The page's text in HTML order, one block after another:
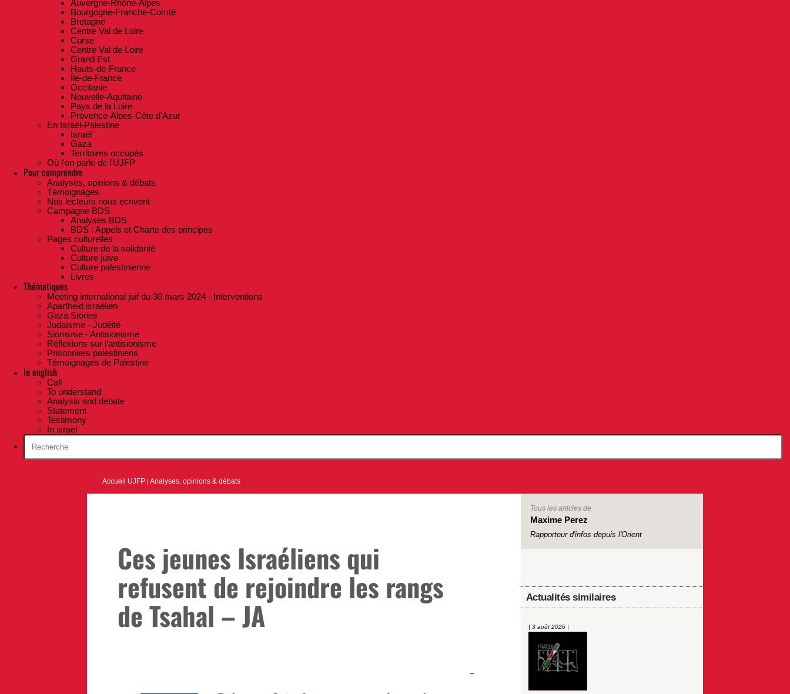
Auvergne-Rhône-Alpes
Bourgogne-Franche-Comté
Bretagne
Centre Val de Loire
Corse
Centre Val de Loire
Grand Est
Hauts-de-France
Île-de-France
Occitanie
Nouvelle-Aquitaine
Pays de la Loire
Provence-Alpes-Côte d'Azur
En Israël-Palestine
Israël
Gaza
Territoires occupés
Où l'on parle de l'UJFP
Pour comprendre
Analyses, opinions & débats
Témoignages
Nos lecteurs nous écrivent
Campagne BDS
Analyses BDS
BDS : Appels et Charte des principes
Pages culturelles
Culture de la solidarité
Culture juive
Culture palestinienne
Livres
Thématiques
Meeting international juif du 30 mars 2024 - Interventions
Apartheid israélien
Gaza Stories
Judaïsme - Judéité
Sionisme - Antisionisme
Réflexions sur l’antisionisme
Prisonniers palestiniens
Témoignages de Palestine
In english
Call
To understand
Analysis and debate
Statement
Testimony
In israel
Accueil UJFP |Analyses, opinions & débats
Ces jeunes Israéliens qui
refusent de rejoindre les rangs
de Tsahal – JA
Tous les articles de
Maxime Perez
Rapporteur d'infos depuis l'Orient
Actualités similaires
| 3 août 2026 |